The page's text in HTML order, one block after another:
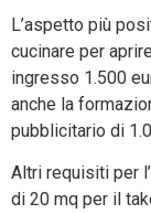
L’aspetto più
cucinare per
ingresso 1.500
anche la
pubblicitario di
Altri requisiti per
di 20 mq per il